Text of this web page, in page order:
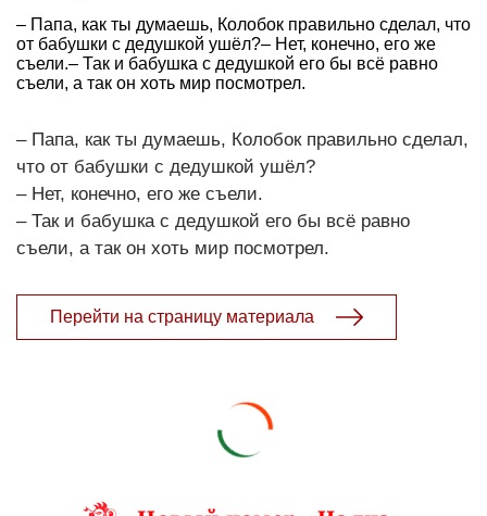
– Папа, как ты думаешь, Колобок правильно сделал, что
от бабушки с дедушкой ушёл?– Нет, конечно, его же
съели.– Так и бабушка с дедушкой его бы всё равно
съели, а так он хоть мир посмотрел.
– Папа, как ты думаешь, Колобок правильно сделал,
что от бабушки с дедушкой ушёл?
– Нет, конечно, его же съели.
– Так и бабушка с дедушкой его бы всё равно
съели, а так он хоть мир посмотрел.
Перейти на страницу материала